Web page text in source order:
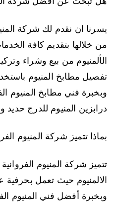
يسرنا ان نقدم لك شركة
من خلالها بتقديم كافة
الألمنيوم من بيع وشراء
تفصيل مطابخ المنيوم
وبخبرة فني مطابخ المنيوم
درابزين المنيوم للدرج حديد
بماذا تتميز شركة المنيوم
تتميز شركة المنيوم
الالمنيوم حيث تعمل بحرفية
وبخبرة أفضل فني المنيوم